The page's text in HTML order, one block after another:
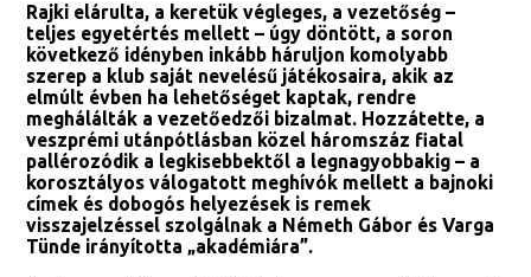
Rajki elárulta, a keretük végleges, a vezetőség –
teljes egyetértés mellett – úgy döntött, a soron
következő idényben inkább háruljon komolyabb
szerep a klub saját nevelésű játékosaira, akik az
elmúlt évben ha lehetőséget kaptak, rendre
meghálálták a vezetőedzői bizalmat. Hozzátette, a
veszprémi utánpótlásban közel háromszáz fiatal
pallérozódik a legkisebbektől a legnagyobbakig – a
korosztályos válogatott meghívók mellett a bajnoki
címek és dobogós helyezések is remek
visszajelzéssel szolgálnak a Németh Gábor és Varga
Tünde irányította „akadémiára”.